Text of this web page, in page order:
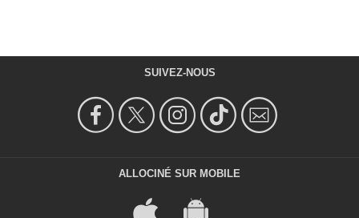
SUIVEZ-NOUS
ALLOCINÉ SUR MOBILE